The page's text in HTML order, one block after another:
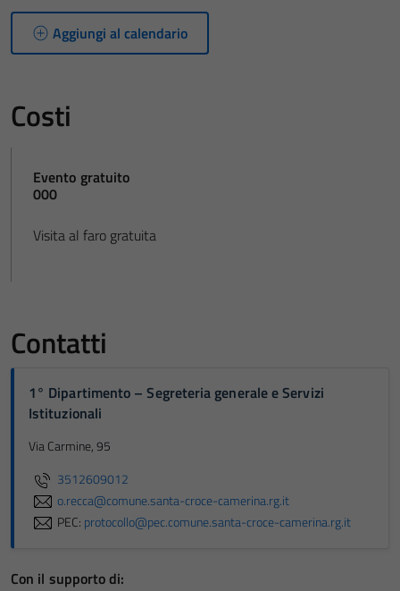
Aggiungi al calendario
Costi
Evento gratuito
000
Visita al faro gratuita
Contatti
1° Dipartimento – Segreteria generale e Servizi
Istituzionali
Via Carmine, 95
3512609012
o.recca@comune.santa-croce-camerina.rg.it
PEC: protocollo@pec.comune.santa-croce-camerina.rg.it
Con il supporto di: